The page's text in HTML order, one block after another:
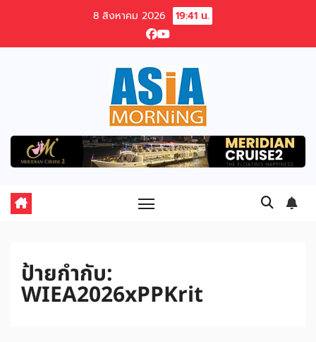
content
8 สิงหาคม 2026 19:41 น.
ป้ายกำกับ:
WIEA2026xPPKrit